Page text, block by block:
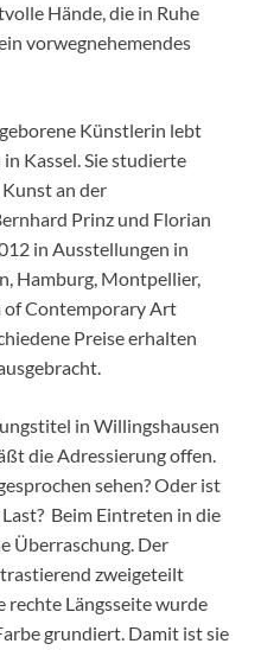
Hände, die in Ruhe
vorwegnehemendes
Künstlerin lebt
Kassel. Sie studierte
an der
Prinz und Florian
in Ausstellungen in
Hamburg, Montpellier,
of Contemporary Art
Preise erhalten
in Willingshausen
die Adressierung offen.
sehen? Oder ist
Beim Eintreten in die
Überraschung. Der
zweigeteilt
rechte Längsseite wurde
grundiert. Damit ist sie